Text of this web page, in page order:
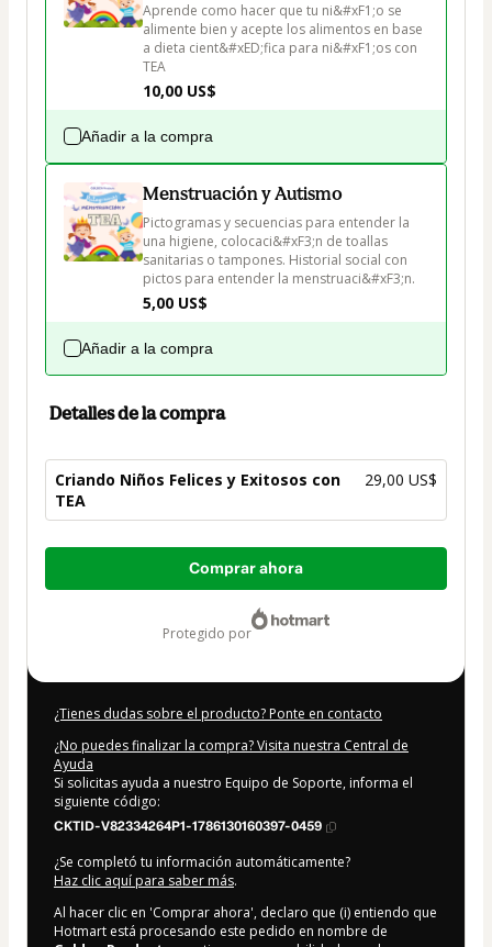
Aprende como hacer que tu ni&#xF1;o se
alimente bien y acepte los alimentos en base
a dieta cient&#xED;fica para ni&#xF1;os con
TEA
10,00 US$
Añadir a la compra
Menstruación y Autismo
Pictogramas y secuencias para entender la
una higiene, colocaci&#xF3;n de toallas
sanitarias o tampones. Historial social con
pictos para entender la menstruaci&#xF3;n.
5,00 US$
Añadir a la compra
Detalles de la compra
Criando Niños Felices y Exitosos con
TEA
29,00 US$
Total
Comprar ahora
protegido por
¿Tienes dudas sobre el producto? Ponte en contacto
¿No puedes finalizar la compra? Visita nuestra Central de
Ayuda
Si solicitas ayuda a nuestro Equipo de Soporte, informa el
siguiente código:
CKTID-V82334264P1-1786130160397-0459
¿Se completó tu información automáticamente?
Haz clic aquí para saber más.
Al hacer clic en 'Comprar ahora', declaro que (i) entiendo que
Hotmart está procesando este pedido en nombre de